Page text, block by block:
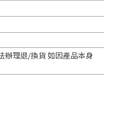
辦理退/換貨 如因產品本身